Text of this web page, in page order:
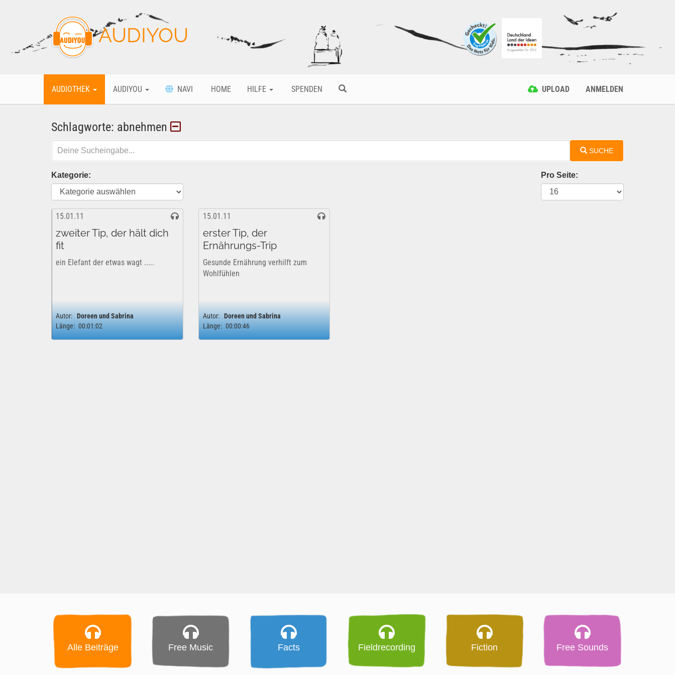
AUDIYOU
AUDIOTHEK AUDIYOU NAVI HOME HILFE SPENDEN UPLOAD ANMELDEN
Schlagworte: abnehmen
SUCHE
Kategorie: Pro Seite:
15.01.11
zweiter Tip, der hält dich
fit
ein Elefant der etwas wagt .....
Autor: Doreen und Sabrina
Länge: 00:01:02
15.01.11
erster Tip, der
Ernährungs-Trip
Gesunde Ernährung verhilft zum
Wohlfühlen
Autor: Doreen und Sabrina
Länge: 00:00:46
Alle Beiträge Free Music Facts Fieldrecording Fiction Free Sounds